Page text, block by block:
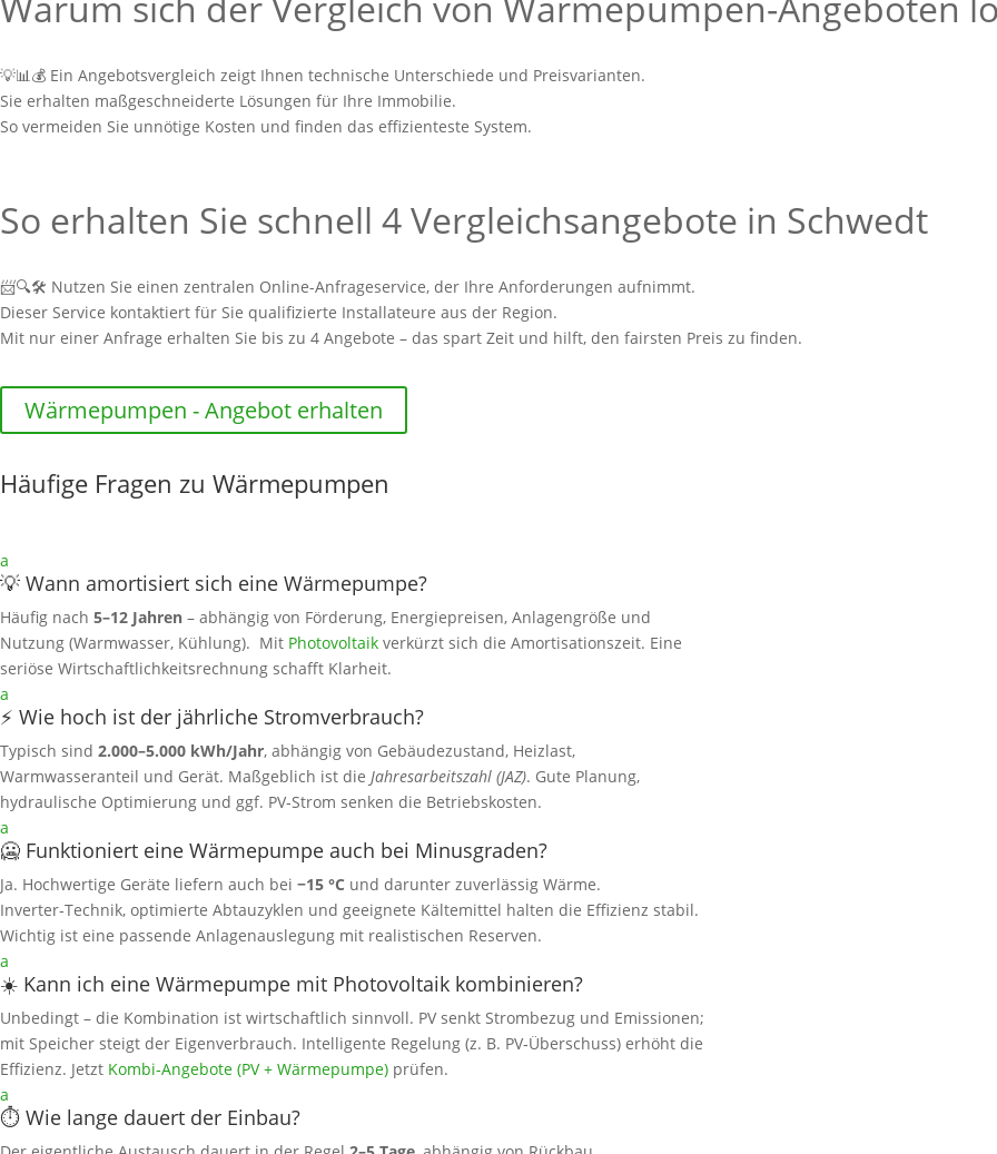
💡📊💰 Ein Angebotsvergleich zeigt Ihnen technische Unterschiede und Preisvarianten.
Sie erhalten maßgeschneiderte Lösungen für Ihre Immobilie.
So vermeiden Sie unnötige Kosten und finden das effizienteste System.
So erhalten Sie schnell 4 Vergleichsangebote in Schwedt
📨🔍🛠️ Nutzen Sie einen zentralen Online-Anfrageservice, der Ihre Anforderungen aufnimmt.
Dieser Service kontaktiert für Sie qualifizierte Installateure aus der Region.
Mit nur einer Anfrage erhalten Sie bis zu 4 Angebote – das spart Zeit und hilft, den fairsten Preis zu finden.
Wärmepumpen - Angebot erhalten
Häufige Fragen zu Wärmepumpen
a
💡 Wann amortisiert sich eine Wärmepumpe?
Häufig nach 5–12 Jahren – abhängig von Förderung, Energiepreisen, Anlagengröße und
Nutzung (Warmwasser, Kühlung). Mit Photovoltaik verkürzt sich die Amortisationszeit. Eine
seriöse Wirtschaftlichkeitsrechnung schafft Klarheit.
a
⚡ Wie hoch ist der jährliche Stromverbrauch?
Typisch sind 2.000–5.000 kWh/Jahr, abhängig von Gebäudezustand, Heizlast,
Warmwasseranteil und Gerät. Maßgeblich ist die Jahresarbeitszahl (JAZ). Gute Planung,
hydraulische Optimierung und ggf. PV‑Strom senken die Betriebskosten.
a
🥶 Funktioniert eine Wärmepumpe auch bei Minusgraden?
Ja. Hochwertige Geräte liefern auch bei −15 °C und darunter zuverlässig Wärme.
Inverter‑Technik, optimierte Abtauzyklen und geeignete Kältemittel halten die Effizienz stabil.
Wichtig ist eine passende Anlagenauslegung mit realistischen Reserven.
a
☀️ Kann ich eine Wärmepumpe mit Photovoltaik kombinieren?
Unbedingt – die Kombination ist wirtschaftlich sinnvoll. PV senkt Strombezug und Emissionen;
mit Speicher steigt der Eigenverbrauch. Intelligente Regelung (z. B. PV‑Überschuss) erhöht die
Effizienz. Jetzt Kombi‑Angebote (PV + Wärmepumpe) prüfen.
a
⏱️ Wie lange dauert der Einbau?